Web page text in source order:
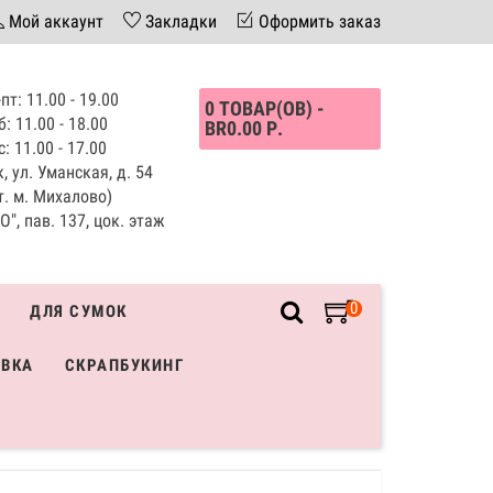
Мой аккаунт Закладки Оформить заказ
11.00 - 19.00
11.00 - 18.00
11.00 - 17.00
ул. Уманская, д. 54
м. Михалово)
пав. 137, цок. этаж
0 ТОВАР(ОВ) -
BR0.00 Р.
0
ДЛЯ СУМОК
СКРАПБУКИНГ